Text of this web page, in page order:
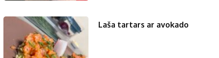
Laša tartars ar avokado